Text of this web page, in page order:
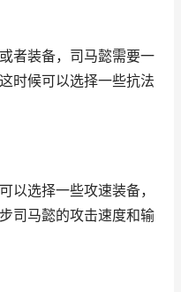
者装备，司马懿需要一
时候可以选择一些抗法
以选择一些攻速装备，
司马懿的攻击速度和输